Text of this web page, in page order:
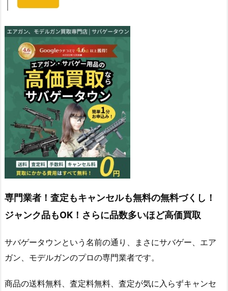
専門業者！査定もキャンセルも無料の無料づくし！
ジャンク品もOK！さらに品数多いほど高価買取
サバゲータウンという名前の通り、まさにサバゲー、エア
ガン、モデルガンのプロの専門業者です。
商品の送料無料、査定料無料、査定が気に入らずキャンセ